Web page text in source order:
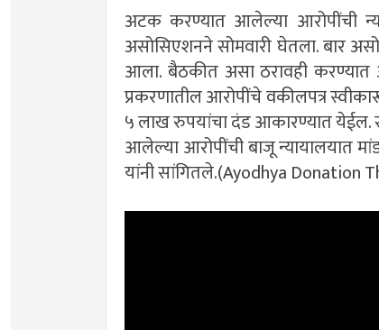
अटक करण्यात आलेल्या आरोपींची
असोसिएशनने सोमवारी घेतला. बार
आला. बैठकीत असा ठरावही करण्यात
प्रकरणातील आरोपींचे वकीलपत्र
५ लाख रुपयांचा दंड आकारण्यात येईल.
आलेल्या आरोपींची बाजू न्यायालयात
यांनी सांगितले.(Ayodhya Donation